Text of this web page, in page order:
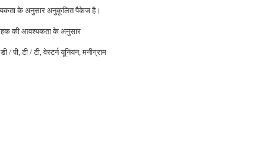
के अनुसार अनुकूलित पैकेज है।
की आवश्यकता के अनुसार
/ पी, टी / टी, वेस्टर्न यूनियन, मनीग्राम